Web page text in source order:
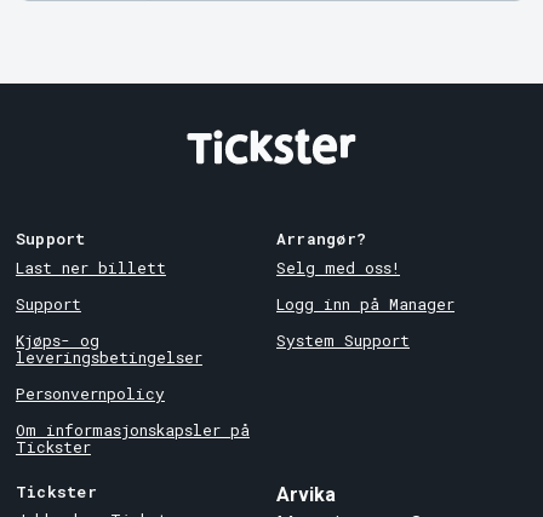
Support
Last ner billett
Support
Kjøps- og
leveringsbetingelser
Personvernpolicy
Om informasjonskapsler på
Tickster
Arrangør?
Selg med oss!
Logg inn på Manager
System Support
Tickster
Arvika